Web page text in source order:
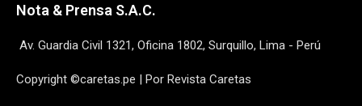
Nota & Prensa S.A.C.
Av. Guardia Civil 1321, Oficina 1802, Surquillo, Lima - Perú
Copyright ©caretas.pe | Por Revista Caretas